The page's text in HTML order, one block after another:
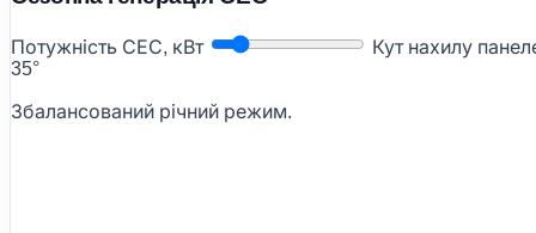
Потужність СЕС, кВт
Кут нахилу
35°
Збалансований річний режим.